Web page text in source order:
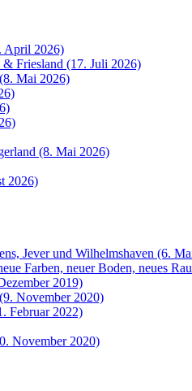
April 2026)
Friesland (17. Juli 2026)
Mai 2026)
(8. Mai 2026)
2026)
Jever und Wilhelmshaven (6.
Farben, neuer Boden, neues
2019)
November 2020)
Februar 2022)
November 2020)